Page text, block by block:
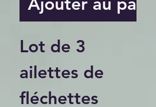
Lot de 3
ailettes de
fléchettes